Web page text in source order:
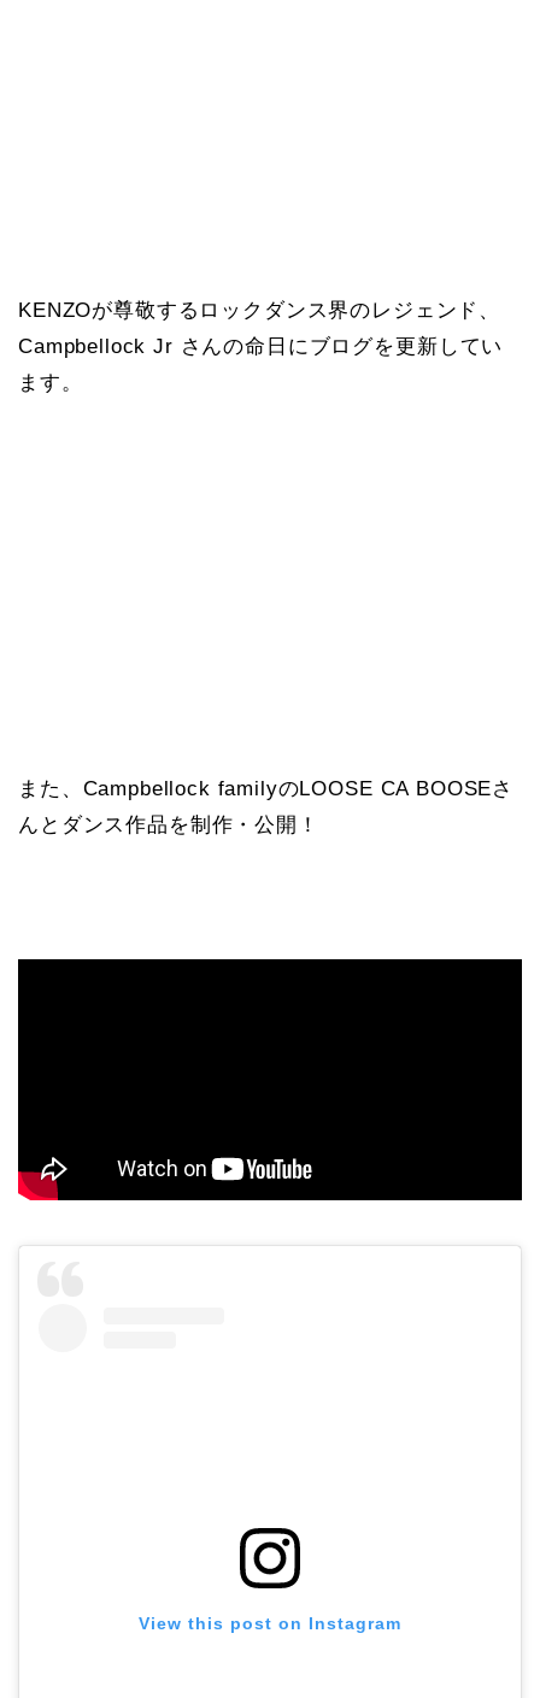
KENZOが尊敬するロックダンス界のレジェンド、
Campbellock Jr さんの命日にブログを更新してい
ます。
また、Campbellock familyのLOOSE CA BOOSEさ
んとダンス作品を制作・公開！
View this post on Instagram